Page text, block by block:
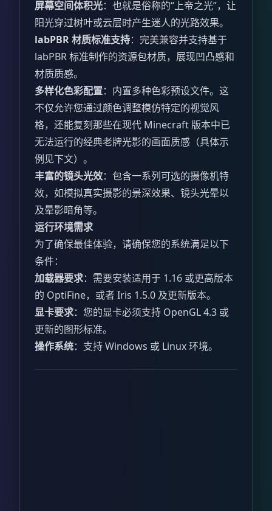
屏幕空间体积光：也就是俗称的“上帝之光”，让
阳光穿过树叶或云层时产生迷人的光路效果。
labPBR 材质标准支持：完美兼容并支持基于
labPBR 标准制作的资源包材质，展现凹凸感和
材质质感。
多样化色彩配置：内置多种色彩预设文件。这
不仅允许您通过颜色调整模仿特定的视觉风
格，还能复刻那些在现代 Minecraft 版本中已
无法运行的经典老牌光影的画面质感（具体示
例见下文）。
丰富的镜头光效：包含一系列可选的摄像机特
效，如模拟真实摄影的景深效果、镜头光晕以
及晕影暗角等。
运行环境需求
为了确保最佳体验，请确保您的系统满足以下
条件：
加载器要求：需要安装适用于 1.16 或更高版本
的 OptiFine，或者 Iris 1.5.0 及更新版本。
显卡要求：您的显卡必须支持 OpenGL 4.3 或
更新的图形标准。
操作系统：支持 Windows 或 Linux 环境。